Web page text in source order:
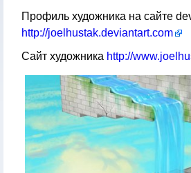
Профиль художника на сайте
http://joelhustak.deviantart.com
Сайт художника http://